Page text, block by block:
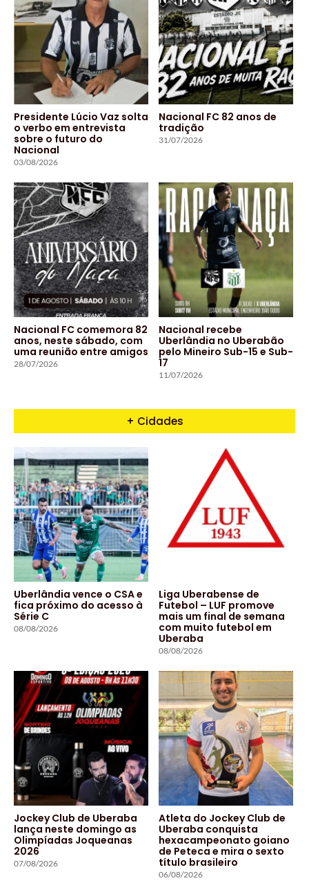
Presidente Lúcio Vaz solta
o verbo em entrevista
sobre o futuro do
Nacional
03/08/2026
Nacional FC 82 anos de
tradição
31/07/2026
Nacional FC comemora 82
anos, neste sábado, com
uma reunião entre amigos
28/07/2026
Nacional recebe
Uberlândia no Uberabão
pelo Mineiro Sub-15 e Sub-
17
11/07/2026
+ Cidades
Uberlândia vence o CSA e
fica próximo do acesso à
Série C
08/08/2026
Liga Uberabense de
Futebol – LUF promove
mais um final de semana
com muito futebol em
Uberaba
08/08/2026
Jockey Club de Uberaba
lança neste domingo as
Olimpíadas Joqueanas
2026
07/08/2026
Atleta do Jockey Club de
Uberaba conquista
hexacampeonato goiano
de Peteca e mira o sexto
título brasileiro
06/08/2026